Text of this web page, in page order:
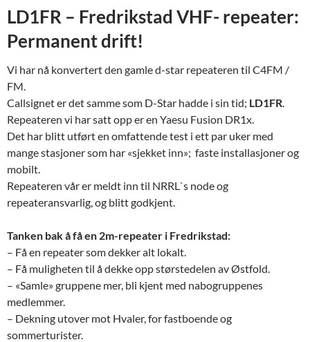
LD1FR – Fredrikstad VHF- repeater:
Permanent drift!
Vi har nå konvertert den gamle d-star repeateren til C4FM /
FM.
Callsignet er det samme som D-Star hadde i sin tid; LD1FR.
Repeateren vi har satt opp er en Yaesu Fusion DR1x.
Det har blitt utført en omfattende test i ett par uker med
mange stasjoner som har «sjekket inn»; faste installasjoner og
mobilt.
Repeateren vår er meldt inn til NRRL`s node og
repeateransvarlig, og blitt godkjent.
Tanken bak å få en 2m-repeater i Fredrikstad:
– Få en repeater som dekker alt lokalt.
– Få muligheten til å dekke opp størstedelen av Østfold.
– «Samle» gruppene mer, bli kjent med nabogruppenes
medlemmer.
– Dekning utover mot Hvaler, for fastboende og
sommerturister.